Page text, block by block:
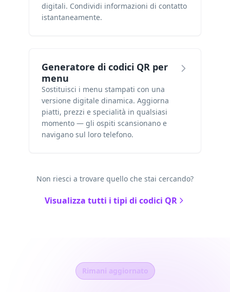
digitali. Condividi informazioni di contatto
istantaneamente.
Generatore di codici QR per
menu
Sostituisci i menu stampati con una
versione digitale dinamica. Aggiorna
piatti, prezzi e specialità in qualsiasi
momento — gli ospiti scansionano e
navigano sul loro telefono.
Non riesci a trovare quello che stai cercando?
Visualizza tutti i tipi di codici QR
Rimani aggiornato